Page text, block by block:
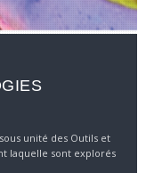
unité des Outils et
laquelle sont explorés